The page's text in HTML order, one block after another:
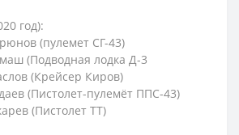
год):
(пулемет СГ-43)
(Подводная лодка Д-3
(Крейсер Киров)
(Пистолет-пулемёт ППС-43)
(Пистолет ТТ)